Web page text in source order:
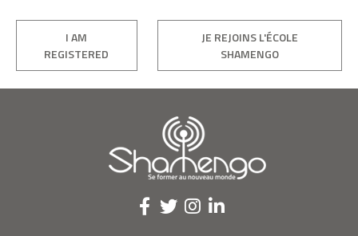
I AM
REGISTERED
JE REJOINS L'ÉCOLE
SHAMENGO